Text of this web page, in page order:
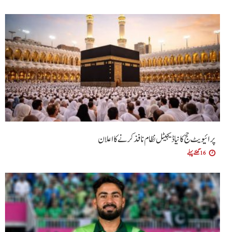
پرائیویٹ حج کا نیا ڈیجیٹل نظام نافذ کرنے کا اعلان
16 گھنٹے پہلے